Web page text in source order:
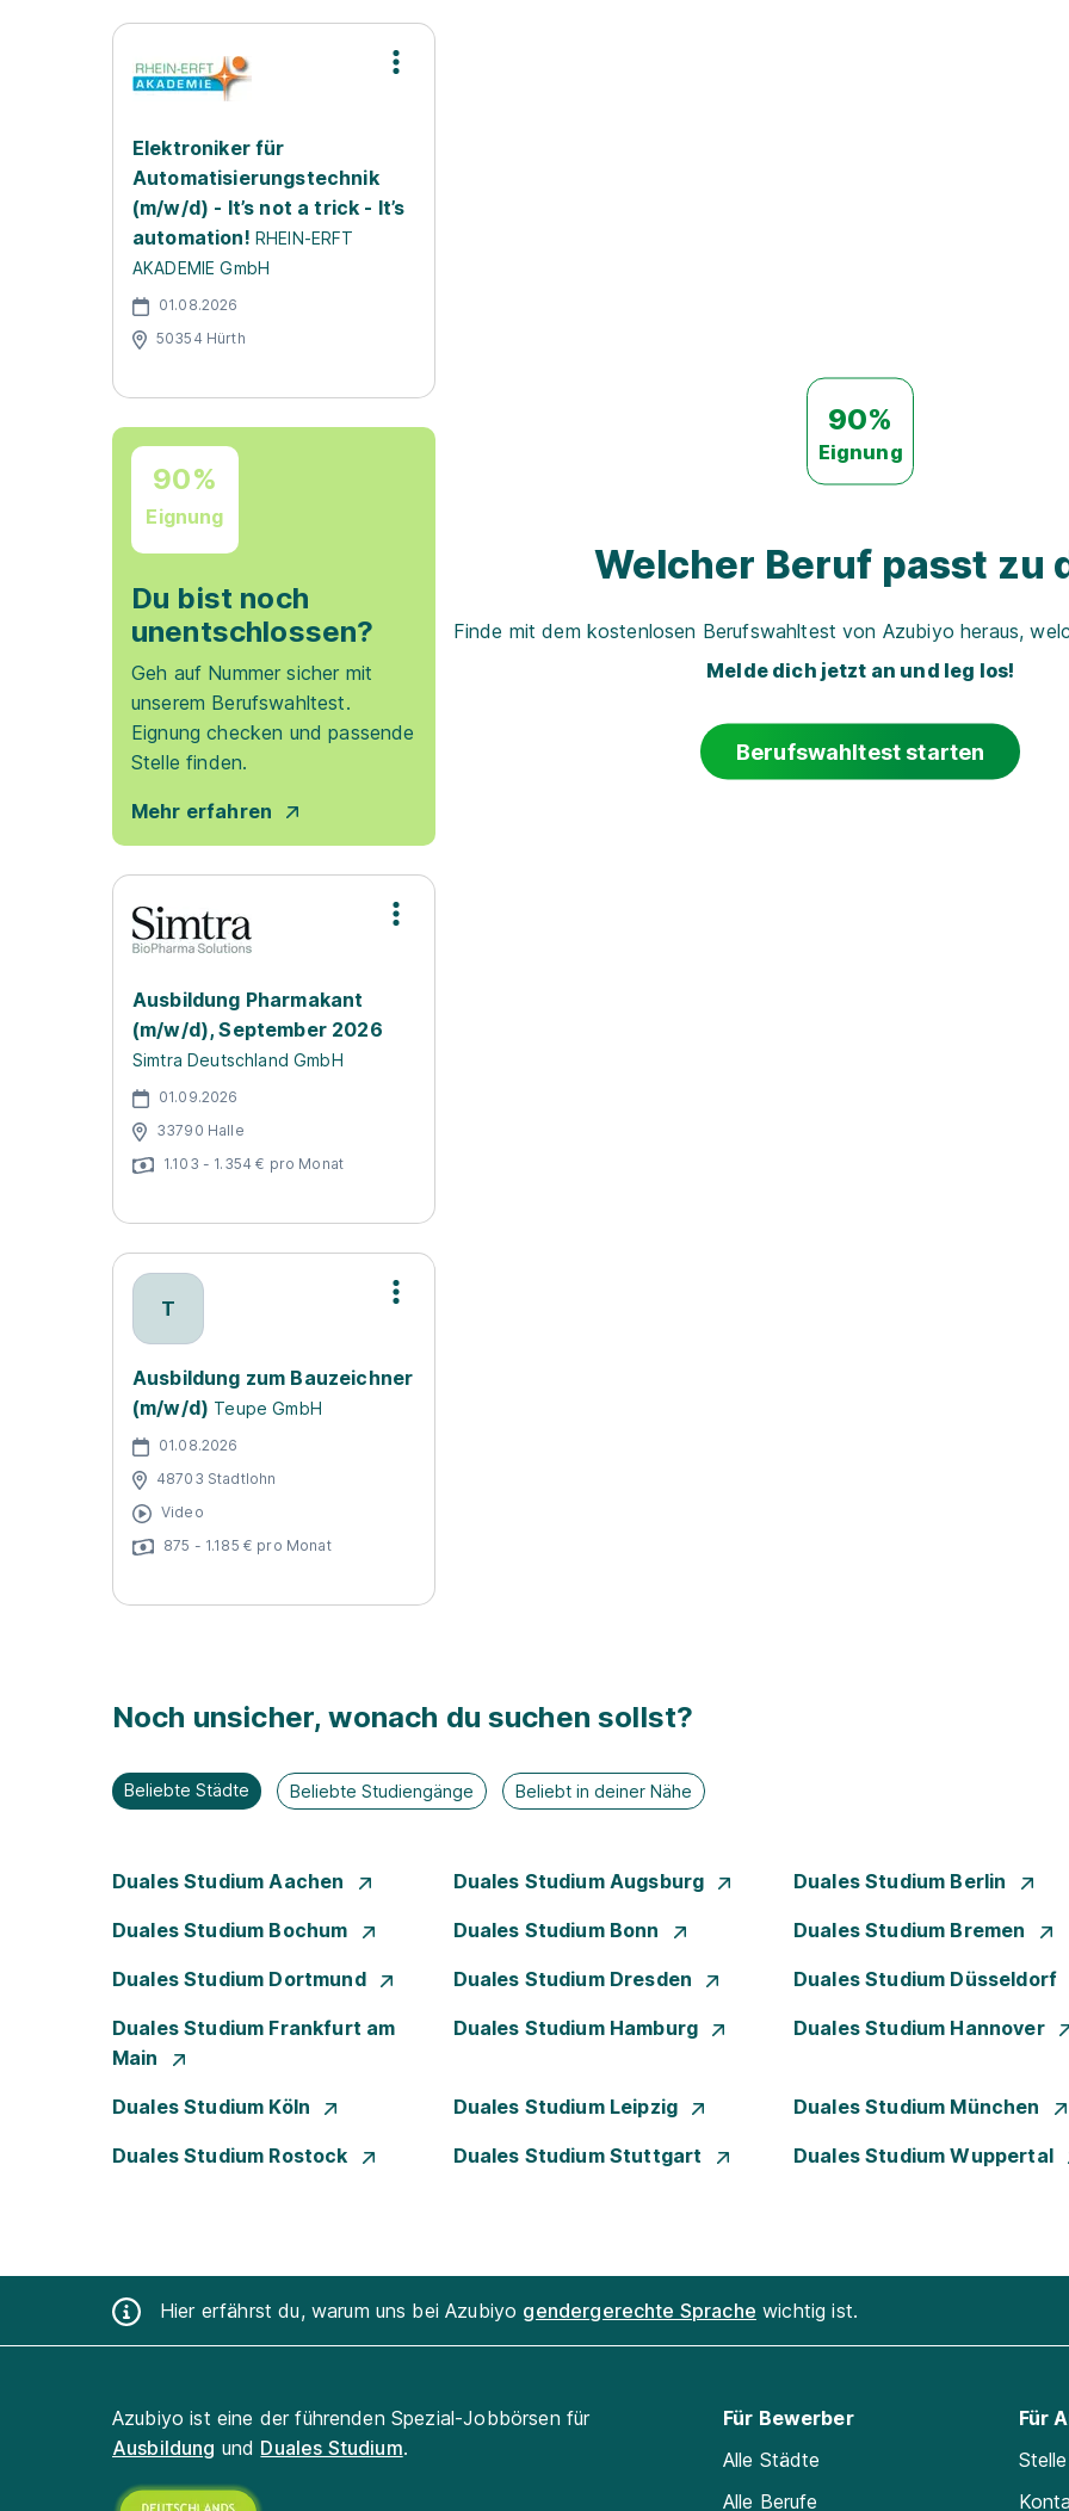
Elektroniker für
Automatisierungstechnik
(m/w/d) - It’s not a trick - It’s
automation! RHEIN-ERFT
AKADEMIE GmbH
01.08.2026
50354 Hürth
90%
Eignung
Du bist noch
unentschlossen?
Geh auf Nummer sicher mit
unserem Berufswahltest.
Eignung checken und passende
Stelle finden.
Mehr erfahren
Ausbildung Pharmakant
(m/w/d), September 2026
Simtra Deutschland GmbH
01.09.2026
33790 Halle
1.103 - 1.354 € pro Monat
T
Ausbildung zum Bauzeichner
(m/w/d) Teupe GmbH
01.08.2026
48703 Stadtlohn
Video
875 - 1.185 € pro Monat
90%
Eignung
Welcher Beruf passt zu
Finde mit dem kostenlosen Berufswahltest von Azubiyo heraus,
Melde dich jetzt an und leg los!
Berufswahltest starten
Noch unsicher, wonach du suchen sollst?
Beliebte Städte Beliebte Studiengänge Beliebt in deiner Nähe
Duales Studium Aachen Duales Studium Augsburg Duales Studium Berlin
Duales Studium Bochum Duales Studium Bonn Duales Studium Bremen
Duales Studium Dortmund Duales Studium Dresden Duales Studium Düsseldorf
Duales Studium Frankfurt am
Main
Duales Studium Hamburg Duales Studium Hannover
Duales Studium Köln Duales Studium Leipzig Duales Studium München
Duales Studium Rostock Duales Studium Stuttgart Duales Studium Wuppertal
Hier erfährst du, warum uns bei Azubiyo gendergerechte Sprache wichtig ist.
Azubiyo ist eine der führenden Spezial-Jobbörsen für
Ausbildung und Duales Studium.
Für Bewerber
Alle Städte
Alle Berufe
Für